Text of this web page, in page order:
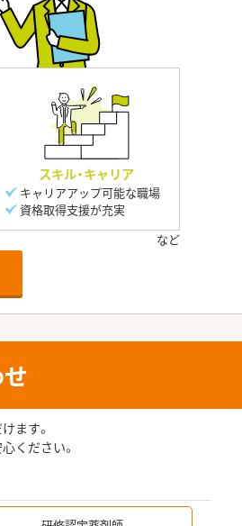
スキル・キャリア
キャリアアップ可能な職場
資格取得支援が充実
ます。
ください。